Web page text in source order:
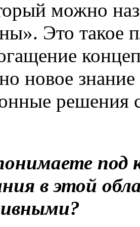
можно
Это такое
новое
решения
под
в этой